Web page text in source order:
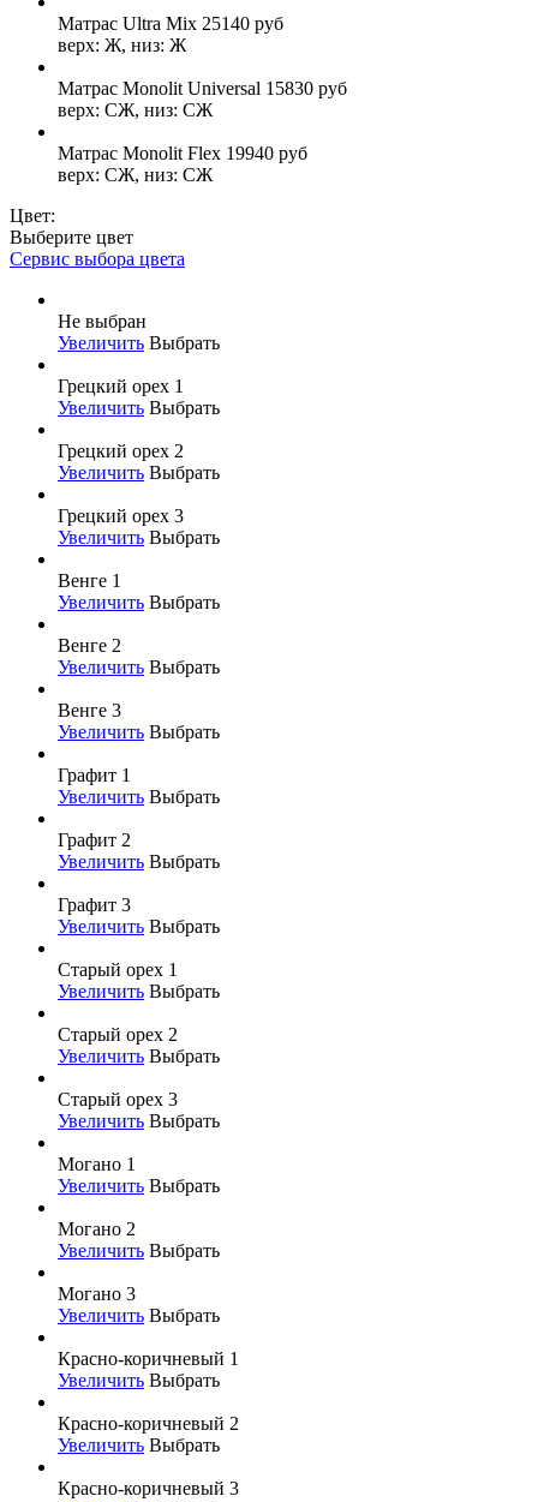
Матрас Ultra Mix 25140 руб
верх: Ж, низ: Ж
Матрас Monolit Universal 15830 руб
верх: СЖ, низ: СЖ
Матрас Monolit Flex 19940 руб
верх: СЖ, низ: СЖ
Цвет:
Выберите цвет
Сервис выбора цвета
Не выбран
Увеличить Выбрать
Грецкий орех 1
Увеличить Выбрать
Грецкий орех 2
Увеличить Выбрать
Грецкий орех 3
Увеличить Выбрать
Венге 1
Увеличить Выбрать
Венге 2
Увеличить Выбрать
Венге 3
Увеличить Выбрать
Графит 1
Увеличить Выбрать
Графит 2
Увеличить Выбрать
Графит 3
Увеличить Выбрать
Старый орех 1
Увеличить Выбрать
Старый орех 2
Увеличить Выбрать
Старый орех 3
Увеличить Выбрать
Могано 1
Увеличить Выбрать
Могано 2
Увеличить Выбрать
Могано 3
Увеличить Выбрать
Красно-коричневый 1
Увеличить Выбрать
Красно-коричневый 2
Увеличить Выбрать
Красно-коричневый 3